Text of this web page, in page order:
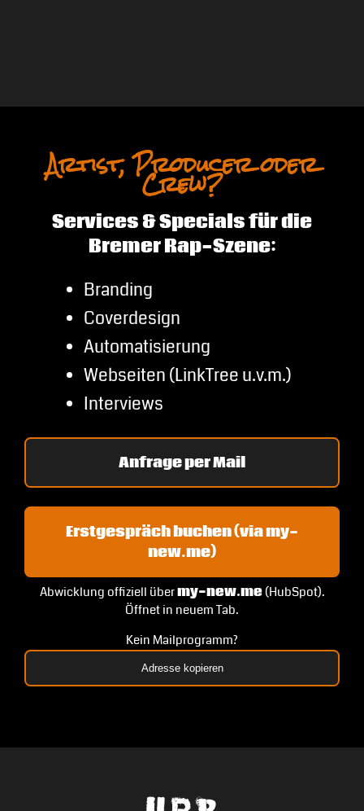
Artist, Producer oder
Crew?
Services & Specials für die
Bremer Rap-Szene:
Branding
Coverdesign
Automatisierung
Webseiten (LinkTree u.v.m.)
Interviews
Anfrage per Mail
Erstgespräch buchen (via my-
new.me)
Abwicklung offiziell übermy-new.me(HubSpot).
Öffnet in neuem Tab.
Kein Mailprogramm?
Adresse kopieren